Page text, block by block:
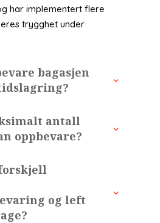
har implementert flere
trygghet under
bagasjen
antall
oppbevare?
og left